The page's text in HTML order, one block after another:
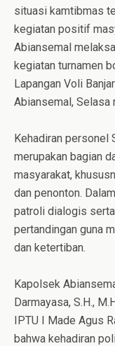
situasi kamtibmas
kegiatan positif
Abiansemal
kegiatan turnamen
Lapangan Voli
Abiansemal,
Kehadiran personel
merupakan bagian
masyarakat,
dan penonton.
patroli dialogis
pertandingan guna
dan ketertiban.
Kapolsek
Darmayasa, S.H.,
IPTU I Made Agus
bahwa kehadiran